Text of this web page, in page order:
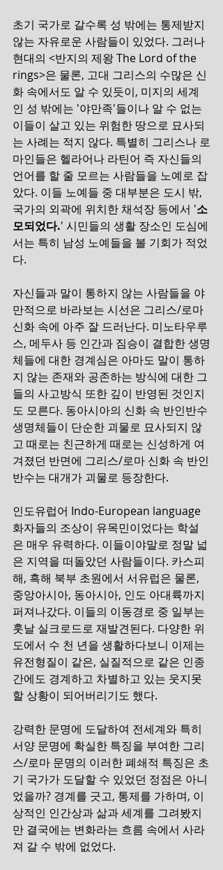
초기 국가로 갈수록 성 밖에는 통제받지
않는 자유로운 사람들이 있었다. 그러나
현대의 <반지의 제왕 The Lord of the
rings>은 물론, 고대 그리스의 수많은 신
화 속에서도 알 수 있듯이, 미지의 세계
인 성 밖에는 '야만족'들이나 알 수 없는
이들이 살고 있는 위험한 땅으로 묘사되
는 사례는 적지 않다. 특별히 그리스나 로
마인들은 헬라어나 라틴어 즉 자신들의
언어를 할 줄 모르는 사람들을 노예로 잡
았다. 이들 노예들 중 대부분은 도시 밖,
국가의 외곽에 위치한 채석장 등에서 '소
모되었다.' 시민들의 생활 장소인 도심에
서는 특히 남성 노예들을 볼 기회가 적었
다.
자신들과 말이 통하지 않는 사람들을 야
만적으로 바라보는 시선은 그리스/로마
신화 속에 아주 잘 드러난다. 미노타우루
스, 메두사 등 인간과 짐승이 결합한 생명
체들에 대한 경계심은 아마도 말이 통하
지 않는 존재와 공존하는 방식에 대한 그
들의 사고방식 또한 깊이 반영된 것인지
도 모른다. 동아시아의 신화 속 반인반수
생명체들이 단순한 괴물로 묘사되지 않
고 때로는 친근하게 때로는 신성하게 여
겨졌던 반면에 그리스/로마 신화 속 반인
반수는 대개가 괴물로 등장한다.
인도유럽어 Indo-European language
화자들의 조상이 유목민이었다는 학설
은 매우 유력하다. 이들이야말로 정말 넓
은 지역을 떠돌았던 사람들이다. 카스피
해, 흑해 북부 초원에서 서유럽은 물론,
중앙아시아, 동아시아, 인도 아대륙까지
퍼져나갔다. 이들의 이동경로 중 일부는
훗날 실크로드로 재발견된다. 다양한 위
도에서 수 천 년을 생활하다보니 이제는
유전형질이 같은, 실질적으로 같은 인종
간에도 경계하고 차별하고 있는 웃지못
할 상황이 되어버리기도 했다.
강력한 문명에 도달하여 전세계와 특히
서양 문명에 확실한 특징을 부여한 그리
스/로마 문명의 이러한 폐쇄적 특징은 초
기 국가가 도달할 수 있었던 정점은 아니
었을까? 경계를 긋고, 통제를 가하며, 이
상적인 인간상과 삶과 세계를 그려봤지
만 결국에는 변화라는 흐름 속에서 사라
져 갈 수 밖에 없었다.